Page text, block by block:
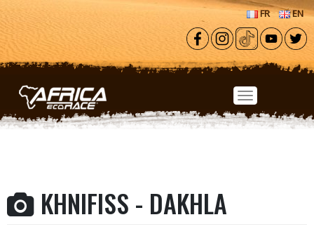
Aller au contenu principal
FR EN
KHNIFISS - DAKHLA